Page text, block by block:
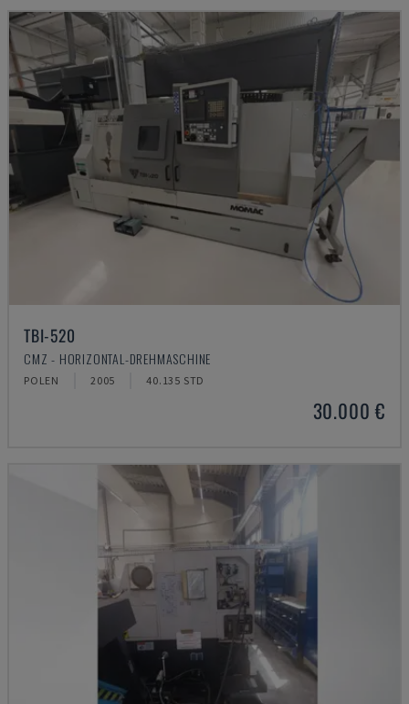
TBI-520
CMZ - HORIZONTAL-DREHMASCHINE
POLEN 2005 40.135 STD
30.000 €